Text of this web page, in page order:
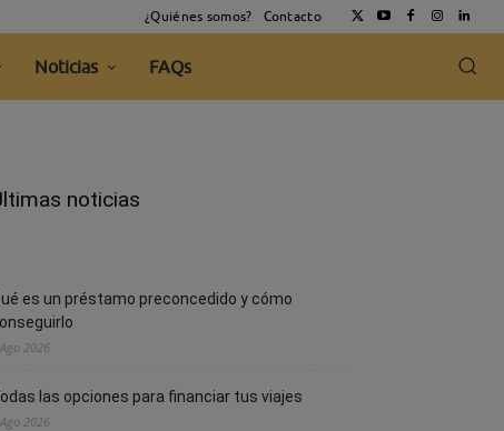
¿Quiénes somos? Contacto
Noticias FAQs
noticias
es un préstamo preconcedido y cómo
2026
las opciones para financiar tus viajes
2026